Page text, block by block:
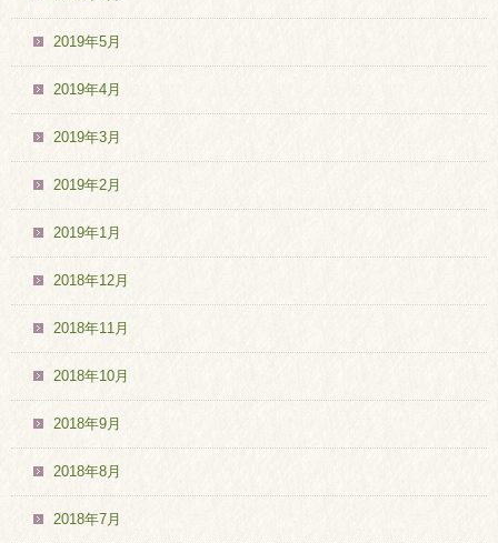
2019年5月
2019年4月
2019年3月
2019年2月
2019年1月
2018年12月
2018年11月
2018年10月
2018年9月
2018年8月
2018年7月